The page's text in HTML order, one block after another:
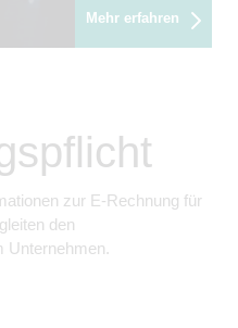
Mehr erfahren
zur E-Rechnung für
den
Unternehmen.